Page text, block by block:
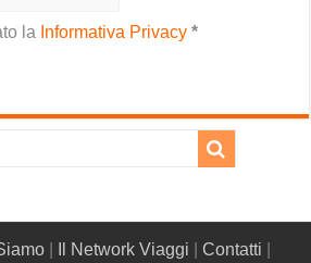
la Informativa Privacy*
Il Network Viaggi Contatti